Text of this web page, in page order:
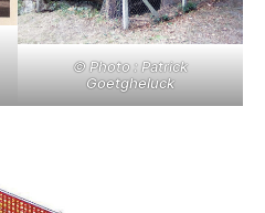
© Photo : Patrick
Goetgheluck